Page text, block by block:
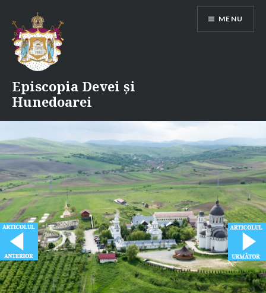
content
Episcopia Devei și
Hunedoarei
MENU